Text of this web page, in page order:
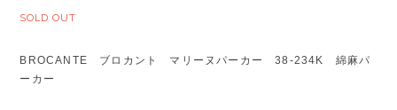
SOLD OUT
BROCANTE ブロカント マリーヌパーカー 38-234K 綿麻パ
ーカー